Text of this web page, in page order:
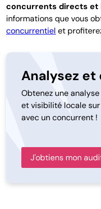
concurrents directs et
informations que vous
concurrentiel et
Analysez et
Obtenez une
et visibilité locale
avec un concurrent !
J'obtiens mon